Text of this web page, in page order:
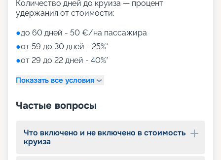
Количество дней до круиза — процент
удержания от стоимости:
●до 60 дней - 50 €/на пассажира
●от 59 до 30 дней - 25%*
●от 29 до 22 дней - 40%*
Показать все условия
Частые вопросы
Что включено и не включено в стоимость
круиза